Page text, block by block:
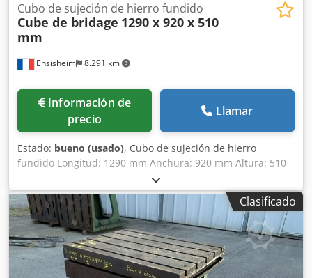
Ensisheim 8.291 km
Cubo de sujeción de hierro fundido
Cube de bridage 1290 x 920 x 510
mm
Información de
precio
Llamar
Estado: bueno (usado), Cubo de sujeción de hierro
fundido Longitud: 1290 mm Anchura: 920 mm Altura: 510
mm Dksdpfxszmw Tle Akksr Dimensiones de las ranuras
en T: 42 x 25 mm 2 caras con ranuras Peso:
aproximadamente 1 tonelada
Clasificado